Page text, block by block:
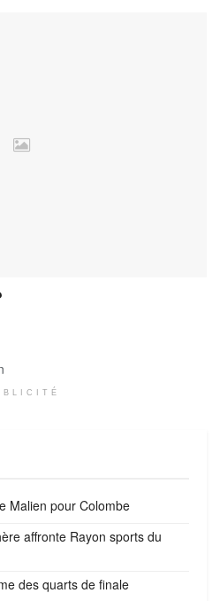
Malien pour Colombe
affronte Rayon sports du
des quarts de finale